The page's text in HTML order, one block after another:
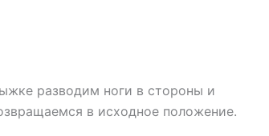
разводим ноги в стороны и
в исходное положение.